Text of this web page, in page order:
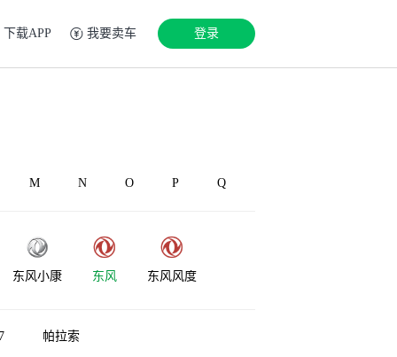
下载APP 我要卖车 登录
M N O P Q
东风小康 东风 东风风度
东风·瑞泰特
帕拉索